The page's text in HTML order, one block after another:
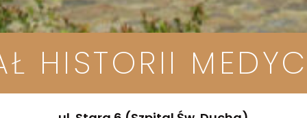
HISTORII